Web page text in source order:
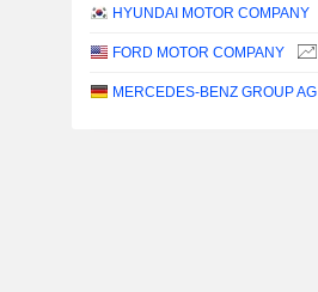
HYUNDAI MOTOR COMPANY
FORD MOTOR COMPANY
MERCEDES-BENZ GROUP AG